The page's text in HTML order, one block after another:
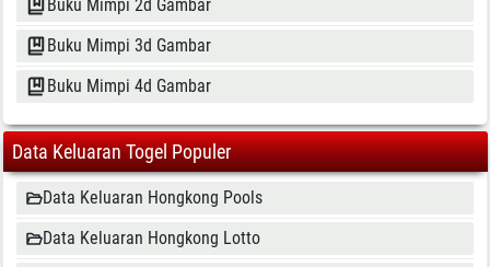
Buku Mimpi 2d Gambar
Buku Mimpi 3d Gambar
Buku Mimpi 4d Gambar
Data Keluaran Togel Populer
Data Keluaran Hongkong Pools
Data Keluaran Hongkong Lotto